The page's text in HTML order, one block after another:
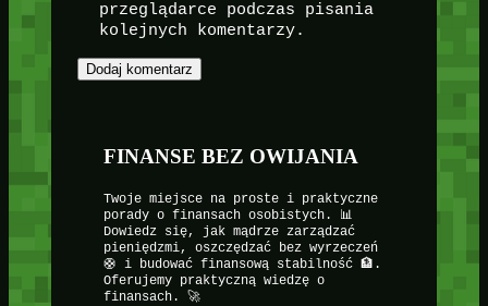
przeglądarce podczas pisania
kolejnych komentarzy.
FINANSE BEZ OWIJANIA
Twoje miejsce na proste i praktyczne
porady o finansach osobistych. 📊
Dowiedz się, jak mądrze zarządzać
pieniędzmi, oszczędzać bez wyrzeczeń
🛟 i budować finansową stabilność 🏦.
Oferujemy praktyczną wiedzę o
finansach. 🚀